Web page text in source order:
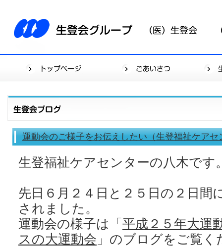
運動会のご様子をお伝えしたい（生登福祉ケアセ
生登福祉ケアセンターの八木です
先日６月２４日と２５日の２日間
されました。
運動会の様子は「 平成２５年大運
スの大運動会 」のブログをご覧く